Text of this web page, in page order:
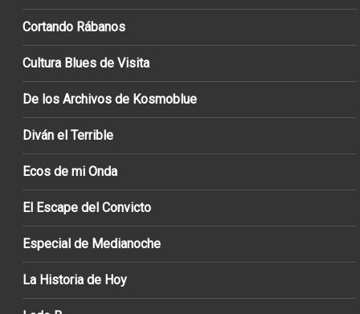
Cortando Rábanos
Cultura Blues de Visita
De los Archivos de Kosmoblue
Diván el Terrible
Ecos de mi Onda
El Escape del Convicto
Especial de Medianoche
La Historia de Hoy